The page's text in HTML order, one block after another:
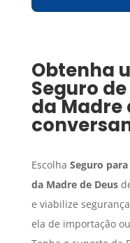
Obtenha
Seguro
da Madre
Escolha Seguro
da Madre de Deus
e viabilize
ela de importação